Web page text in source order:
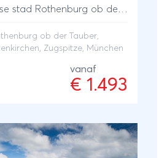
stad Rothenburg ob der
en de hoofdstad
ob der Tauber,
Zugspitze, München
vanaf
€ 1.493